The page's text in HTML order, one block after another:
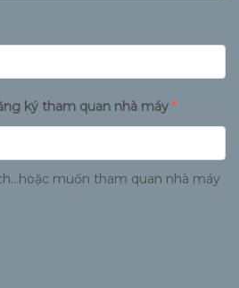
ký tham quan nhà máy *
muốn tham quan nhà máy